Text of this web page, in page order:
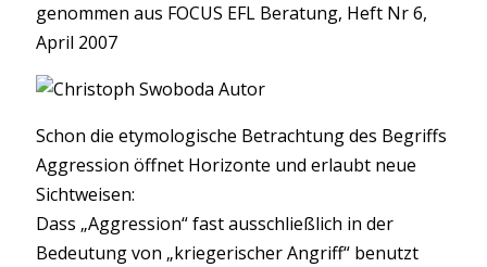
genommen aus FOCUS EFL Beratung, Heft Nr 6,
April 2007
Schon die etymologische Betrachtung des Begriffs
Aggression öffnet Horizonte und erlaubt neue
Sichtweisen:
Dass „Aggression“ fast ausschließlich in der
Bedeutung von „kriegerischer Angriff“ benutzt